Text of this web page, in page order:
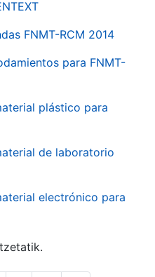
FNMT-RCM 2014
para FNMT-
plástico para
de laboratorio
electrónico para